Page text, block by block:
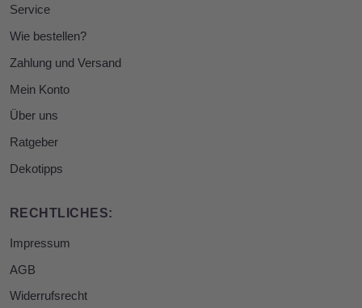
Service
Wie bestellen?
Zahlung und Versand
Mein Konto
Über uns
Ratgeber
Dekotipps
RECHTLICHES:
Impressum
AGB
Widerrufsrecht